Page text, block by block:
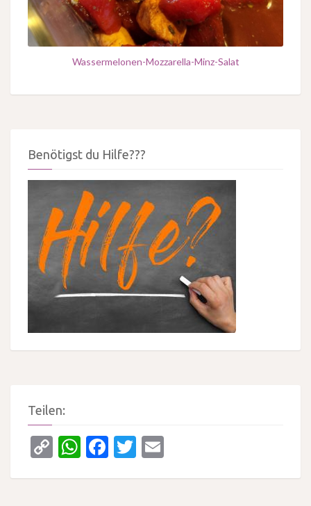
Wassermelonen-Mozzarella-Minz-Salat
Benötigst du Hilfe???
Teilen:
CopyWhatsApp
Facebook
Twitter